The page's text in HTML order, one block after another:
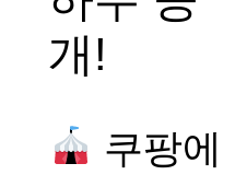
개!
쿠팡에